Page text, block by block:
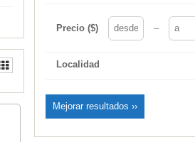
Precio ($) –
Localidad
Mejorar resultados ››